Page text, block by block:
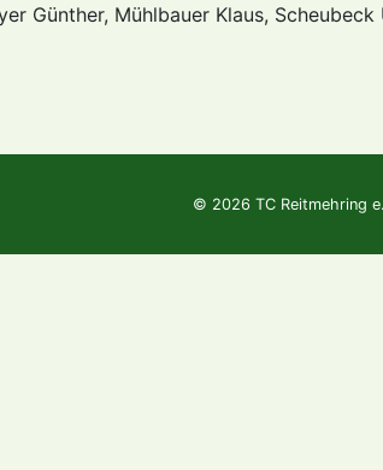
Günther, Mühlbauer Klaus,
© 2026 TC Reitmehring